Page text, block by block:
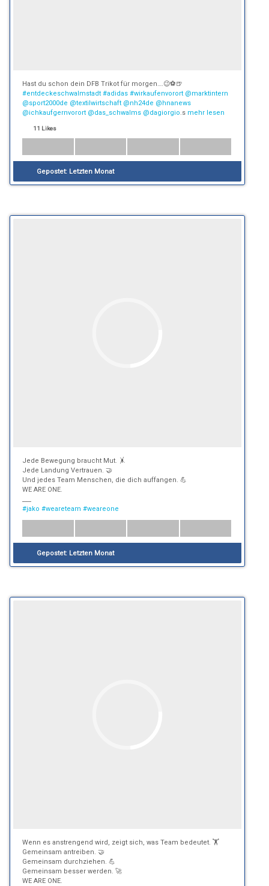
Hast du schon dein DFB Trikot für morgen….😉⚽️🍺
#entdeckeschwalmstadt #adidas #wirkaufenvorort @marktintern
@sport2000de @textilwirtschaft @nh24de @hnanews
@ichkaufgernvorort @das_schwalms @dagiorgio.s mehr lesen
11 Likes
Gepostet: Letzten Monat
Jede Bewegung braucht Mut. 🤸
Jede Landung Vertrauen. 🤝
Und jedes Team Menschen, die dich auffangen. 💪
WE ARE ONE.
#jako #weareteam #weareone
Gepostet: Letzten Monat
Wenn es anstrengend wird, zeigt sich, was Team bedeutet. 🏋️
Gemeinsam antreiben. 🤝
Gemeinsam durchziehen. 💪
Gemeinsam besser werden. 🚀
WE ARE ONE.